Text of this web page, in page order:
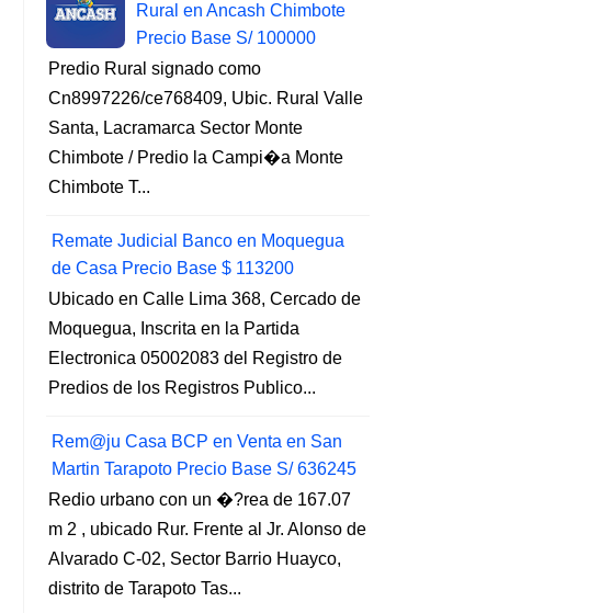
Rural en Ancash Chimbote
Precio Base S/ 100000
Predio Rural signado como
Cn8997226/ce768409, Ubic. Rural Valle
Santa, Lacramarca Sector Monte
Chimbote / Predio la Campi�a Monte
Chimbote T...
Remate Judicial Banco en Moquegua
de Casa Precio Base $ 113200
Ubicado en Calle Lima 368, Cercado de
Moquegua, Inscrita en la Partida
Electronica 05002083 del Registro de
Predios de los Registros Publico...
Rem@ju Casa BCP en Venta en San
Martin Tarapoto Precio Base S/ 636245
Redio urbano con un �?rea de 167.07
m 2 , ubicado Rur. Frente al Jr. Alonso de
Alvarado C-02, Sector Barrio Huayco,
distrito de Tarapoto Tas...